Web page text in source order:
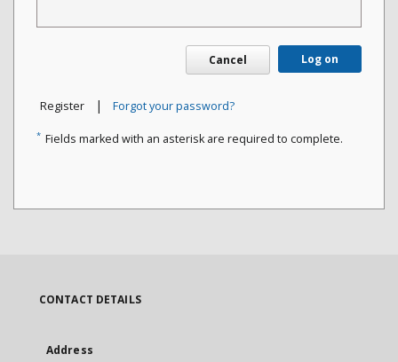
Cancel Log on
Register | Forgot your password?
* Fields marked with an asterisk are required to complete.
CONTACT DETAILS
Address